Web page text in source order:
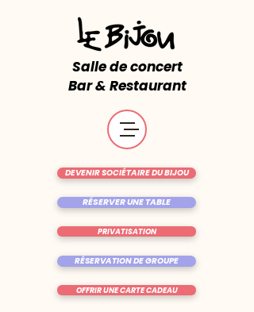
Salle de concert
Bar & Restaurant
RÉSERVER UNE TABLE
OFFRIR UNE CARTE CADEAU
DEVENIR SOCIÉTAIRE DU BIJOU
RÉSERVATION DE GROUPE
PRIVATISATION